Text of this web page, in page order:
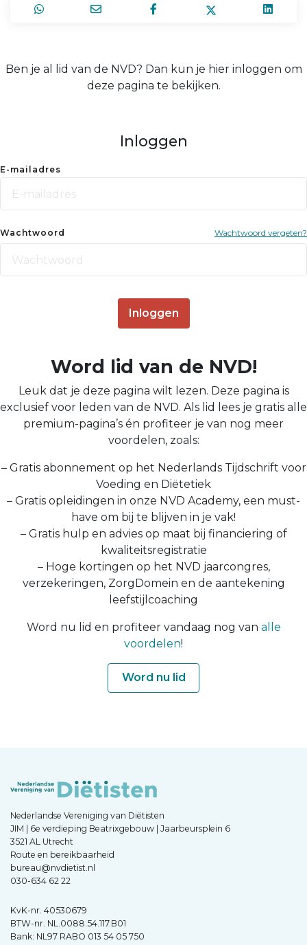
Ben je al lid van de NVD? Dan kun je hier inloggen om
deze pagina te bekijken.
Inloggen
E-mailadres
Wachtwoord Wachtwoord vergeten?
Inloggen
Word lid van de NVD!
Leuk dat je deze pagina wilt lezen. Deze pagina is
exclusief voor leden van de NVD. Als lid lees je gratis alle
premium-pagina’s én profiteer je van nog meer
voordelen, zoals:
– Gratis abonnement op het Nederlands Tijdschrift voor
Voeding en Diëtetiek
– Gratis opleidingen in onze NVD Academy, een must-
have om bij te blijven in je vak!
– Gratis hulp en advies op maat bij financiering of
kwaliteitsregistratie
– Hoge kortingen op het NVD jaarcongres,
verzekeringen, ZorgDomein en de aantekening
leefstijlcoaching
Word nu lid en profiteer vandaag nog van alle
voordelen!
Word nu lid
Nederlandse Vereniging van Diëtisten
JIM | 6e verdieping Beatrixgebouw | Jaarbeursplein 6
3521 AL Utrecht
Route en bereikbaarheid
bureau@nvdietist.nl
030-634 62 22
KvK-nr. 40530679
BTW-nr. NL.0088.54.117.B01
Bank: NL97 RABO 013 54 05 750